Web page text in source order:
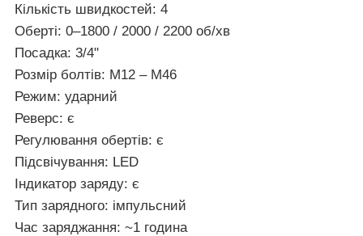
Кількість швидкостей: 4
Оберті: 0–1800 / 2000 / 2200 об/хв
Посадка: 3/4"
Розмір болтів: M12 – M46
Режим: ударний
Реверс: є
Регулювання обертів: є
Підсвічування: LED
Індикатор заряду: є
Тип зарядного: імпульсний
Час заряджання: ~1 година